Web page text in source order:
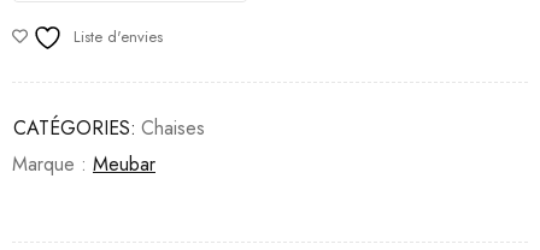
Liste d'envies
CATÉGORIES: Chaises
Marque : Meubar